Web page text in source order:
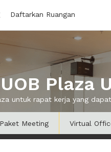
Daftarkan Ruangan
Plaza
untuk rapat kerja yang
Paket Meeting Virtual